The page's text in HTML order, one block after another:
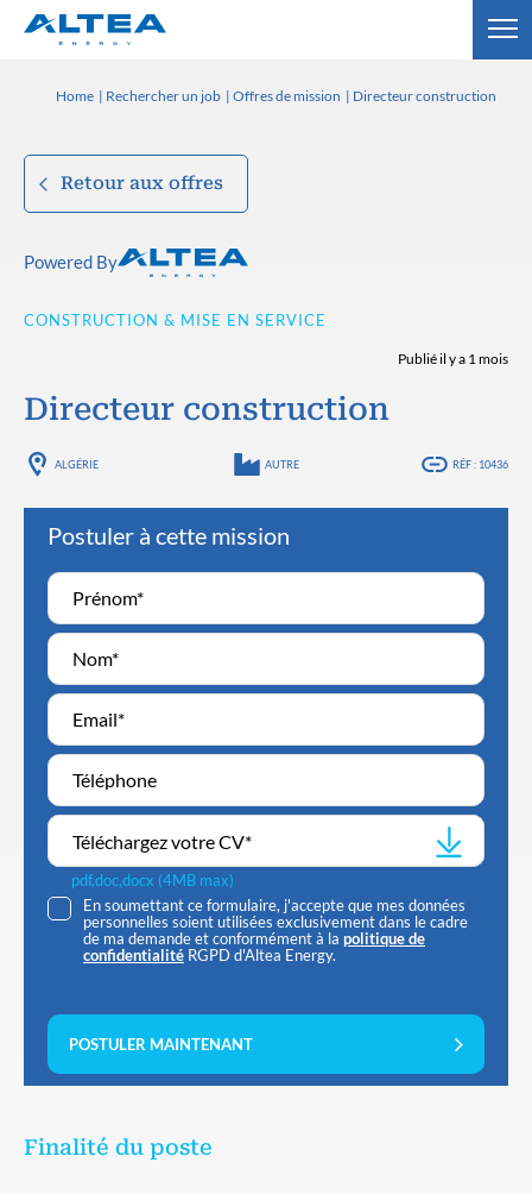
Home Rechercher un job Offres de mission Directeur construction
Retour aux offres
Powered By
CONSTRUCTION & MISE EN SERVICE
Publié il y a 1 mois
Directeur construction
ALGÉRIE AUTRE RÉF : 10436
Postuler à cette mission
Téléchargez votre CV*
pdf,doc,docx (4MB max)
En soumettant ce formulaire, j'accepte que mes données
personnelles soient utilisées exclusivement dans le cadre
de ma demande et conformément à la politique de
confidentialité RGPD d'Altea Energy.
POSTULER MAINTENANT
Finalité du poste